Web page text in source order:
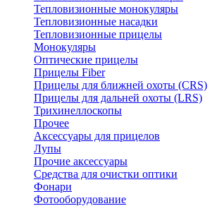
Тепловизионные монокуляры
Тепловизионные насадки
Тепловизионные прицелы
Монокуляры
Оптические прицелы
Прицелы Fiber
Прицелы для ближней охоты (CRS)
Прицелы для дальней охоты (LRS)
Трихинеллоскопы
Прочее
Аксессуары для прицелов
Лупы
Прочие аксессуары
Средства для очистки оптики
Фонари
Фотооборудование